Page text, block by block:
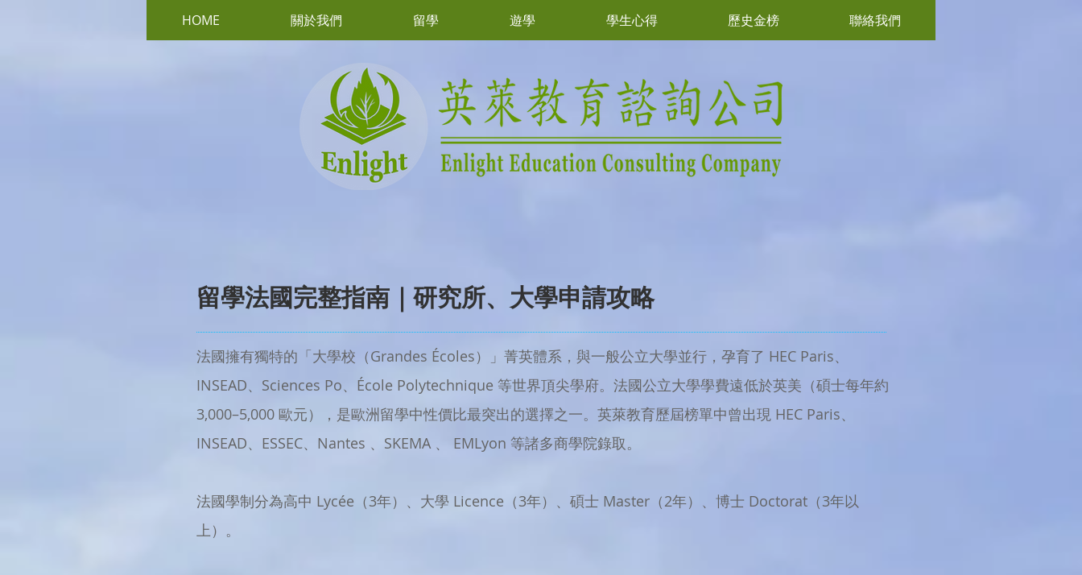
HOME 關於我們 留學 遊學 學生心得 歷史金榜 聯絡我們
留學法國完整指南｜研究所、大學申請攻略
法國擁有獨特的「大學校（Grandes Écoles）」菁英體系，與一般公立大學並行，孕育了 HEC Paris、
INSEAD、Sciences Po、École Polytechnique 等世界頂尖學府。法國公立大學學費遠低於英美（碩士每年約
3,000–5,000 歐元），是歐洲留學中性價比最突出的選擇之一。英萊教育歷屆榜單中曾出現 HEC Paris、
INSEAD、ESSEC、Nantes 、SKEMA 、 EMLyon 等諸多商學院錄取。
法國學制分為高中 Lycée（3年）、大學 Licence（3年）、碩士 Master（2年）、博士 Doctorat（3年以
上）。